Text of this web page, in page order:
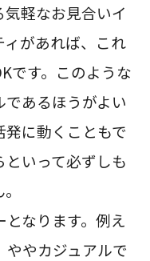
軽なお見合いイ
があれば、これ
です。このような
あるほうがよい
に動くこともで
いって必ずしも
なります。例え
やカジュアルで